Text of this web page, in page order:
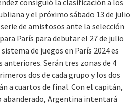
y el próximo sábado 13 de julio
de amistosos ante la selección
París para debutar el 27 de julio
de juegos en París 2024 es
Serán tres zonas de 4
dos de cada grupo y los dos
a cuartos de final. Con el capitán,
abanderado, Argentina intentará